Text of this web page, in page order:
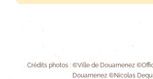
Crédits photos : ©Ville de Douarnenez
Douarnenez ©Nicolas